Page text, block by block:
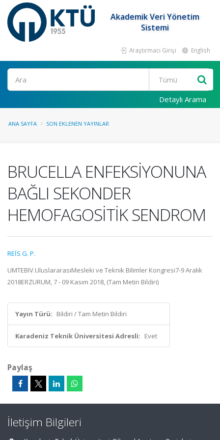
Akademik Veri Yönetim
Sistemi
Araştırmacı Girişi English
Ara
Detaylı Arama
ANA SAYFA SON EKLENEN YAYINLAR
BRUCELLA ENFEKSİYONUNA
BAĞLI SEKONDER
HEMOFAGOSİTİK SENDROM
REİS G. P.
UMTEBIV.UluslararasıMesleki ve Teknik Bilimler Kongresi7-9 Aralık
2018ERZURUM, 7 - 09 Kasım 2018, (Tam Metin Bildiri)
Yayın Türü: Bildiri / Tam Metin Bildiri
Karadeniz Teknik Üniversitesi Adresli: Evet
Paylaş
İletişim Bilgileri